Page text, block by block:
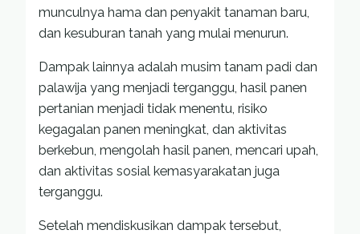
munculnya hama dan penyakit tanaman baru,
dan kesuburan tanah yang mulai menurun.
Dampak lainnya adalah musim tanam padi dan
palawija yang menjadi terganggu, hasil panen
pertanian menjadi tidak menentu, risiko
kegagalan panen meningkat, dan aktivitas
berkebun, mengolah hasil panen, mencari upah,
dan aktivitas sosial kemasyarakatan juga
terganggu.
Setelah mendiskusikan dampak tersebut,